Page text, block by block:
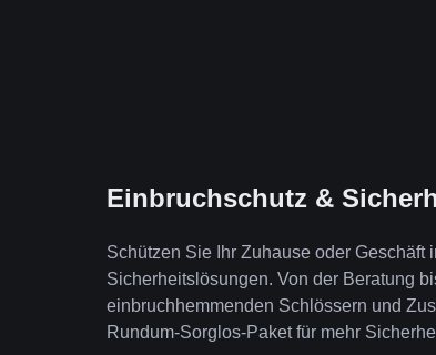
Einbruchschutz &
Schützen Sie Ihr Zuhause oder Geschäft
Sicherheitslösungen. Von der Beratung
einbruchhemmenden Schlössern und
Rundum-Sorglos-Paket für mehr